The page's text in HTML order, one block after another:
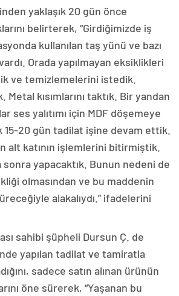
yaklaşık 20 gün önce
belirterek, “Girdiğimizde iş
kullanılan taş yünü ve bazı
Orada yapılmayan eksiklikleri
ve temizlemelerini istedik.
Metal kısımlarını taktık. Bir yandan
ses yalıtımı için MDF döşemeye
15-20 gün tadilat işine devam ettik.
alt katının işlemlerini bitirmiştik.
sonra yapacaktık. Bunun nedeni de
olmasından ve bu maddenin
alakalıydı.” ifadelerini
sahibi şüpheli Dursun Ç. de
yapılan tadilat ve tamiratla
sadece satın alınan ürünün
öne sürerek, “Yaşanan bu